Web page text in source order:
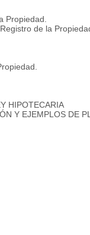
Propiedad.
de la
HIPOTECARIA
Y EJEMPLOS DE